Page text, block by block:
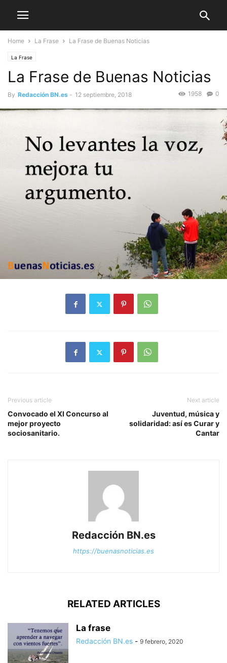
Home La Frase La Frase de Buenas Noticias
La Frase
La Frase de Buenas Noticias
By Redacción BN.es - 12 septiembre, 2018 0
1958
Previous article
Convocado el XI Concurso al
mejor proyecto
sociosanitario.
Next article
Juventud, música y
solidaridad: así es Curar y
Cantar
Redacción BN.es
https://buenasnoticias.es
RELATED ARTICLES
La frase
Redacción BN.es - 9 febrero, 2020